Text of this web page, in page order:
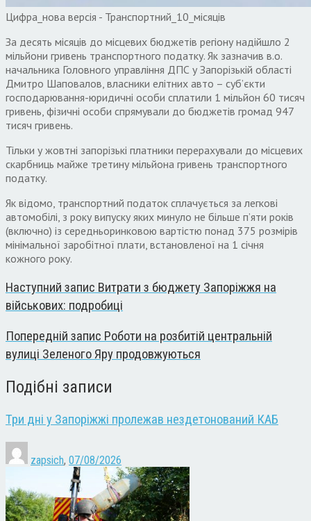
Цифра_нова версія - Транспортний_10_місяців
За десять місяців до місцевих бюджетів регіону надійшло 2
мільйони гривень транспортного податку. Як зазначив в.о.
начальника Головного управління ДПС у Запорізькій області
Дмитро Шаповалов, власники елітних авто – суб’єкти
господарювання-юридичні особи сплатили 1 мільйон 60 тисяч
гривень, фізичні особи спрямували до бюджетів громад 947
тисяч гривень.
Тільки у жовтні запорізькі платники перерахували до місцевих
скарбниць майже третину мільйона гривень транспортного
податку.
Як відомо, транспортний податок сплачується за легкові
автомобілі, з року випуску яких минуло не більше п’яти років
(включно) із середньоринковою вартістю понад 375 розмірів
мінімальної заробітної плати, встановленої на 1 січня
кожного року.
Наступний запис Витрати з бюджету Запоріжжя на
військових: подробиці
Попередній запис Роботи на розбитій центральній
вулиці Зеленого Яру продовжуються
Подібні записи
Три дні у Запоріжжі пролежав нездетонований КАБ
zapsich, 07/08/2026